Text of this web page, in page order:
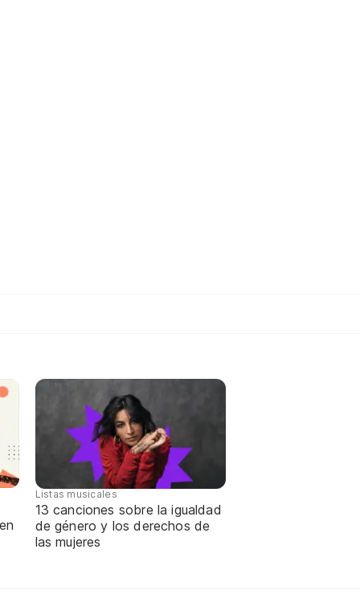
Listas musicales
13 canciones sobre la igualdad
de género y los derechos de
las mujeres